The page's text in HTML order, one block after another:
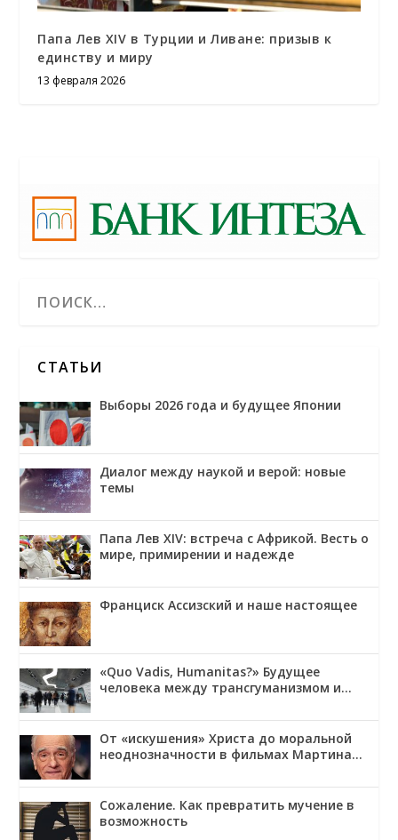
Папа Лев XIV в Турции и Ливане: призыв к
единству и миру
13 февраля 2026
СТАТЬИ
Выборы 2026 года и будущее Японии
Диалог между наукой и верой: новые
темы
Папа Лев XIV: встреча с Африкой. Весть о
мире, примирении и надежде
Франциск Ассизский и наше настоящее
«Quo Vadis, Humanitas?» Будущее
человека между трансгуманизмом и
От «искушения» Христа до моральной
неоднозначности в фильмах Мартина
Сожаление. Как превратить мучение в
возможность